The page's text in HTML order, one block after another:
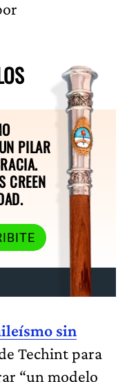
PILAR
CREEN
sin
Techint para
“un modelo